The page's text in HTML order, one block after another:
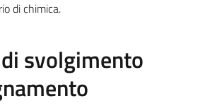
di chimica.
svolgimento